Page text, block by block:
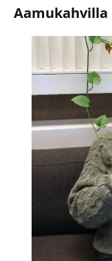
Aamukahvilla